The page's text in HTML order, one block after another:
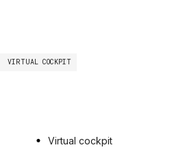
VIRTUAL COCKPIT
Virtual cockpit